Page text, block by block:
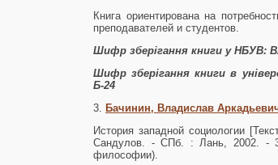
Книга ориентирована на
преподавателей и студентов.
Шифр зберігання книги у НБУВ:
Шифр зберігання книги в
Б-24
3. Бачинин, Владислав
История западной социологии
Сандулов. - СПб. : Лань, 2002. -
философии).